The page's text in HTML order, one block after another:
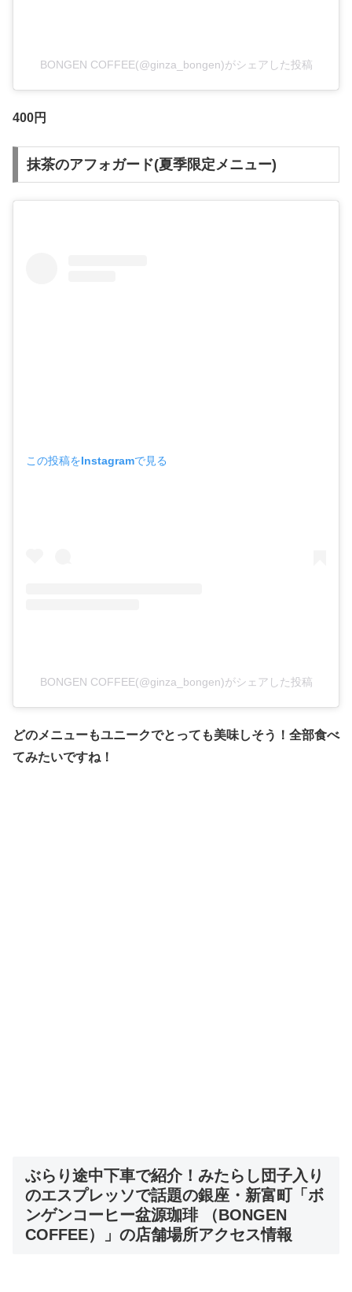
BONGEN COFFEE(@ginza_bongen)がシェアした投稿
400円
抹茶のアフォガード(夏季限定メニュー)
この投稿をInstagramで見る
BONGEN COFFEE(@ginza_bongen)がシェアした投稿
どのメニューもユニークでとっても美味しそう！全部食べ
てみたいですね！
ぶらり途中下車で紹介！みたらし団子入り
のエスプレッソで話題の銀座・新富町「ボ
ンゲンコーヒー盆源珈琲 （BONGEN
COFFEE）」の店舗場所アクセス情報